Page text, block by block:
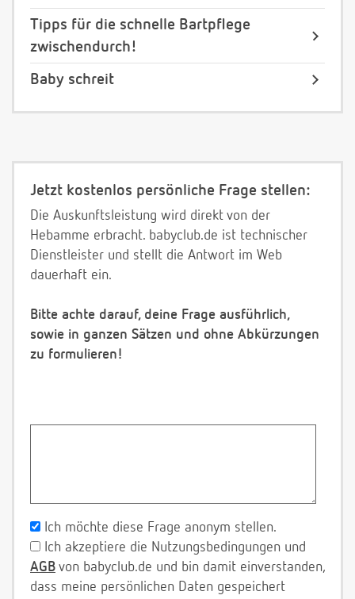
Tipps für die schnelle Bartpflege
zwischendurch!
Baby schreit
Jetzt kostenlos persönliche Frage stellen:
Die Auskunftsleistung wird direkt von der
Hebamme erbracht. babyclub.de ist technischer
Dienstleister und stellt die Antwort im Web
dauerhaft ein.
Bitte achte darauf, deine Frage ausführlich,
sowie in ganzen Sätzen und ohne Abkürzungen
zu formulieren!
Ich möchte diese Frage anonym stellen.
Ich akzeptiere die Nutzungsbedingungen und
AGB von babyclub.de und bin damit einverstanden,
dass meine persönlichen Daten gespeichert